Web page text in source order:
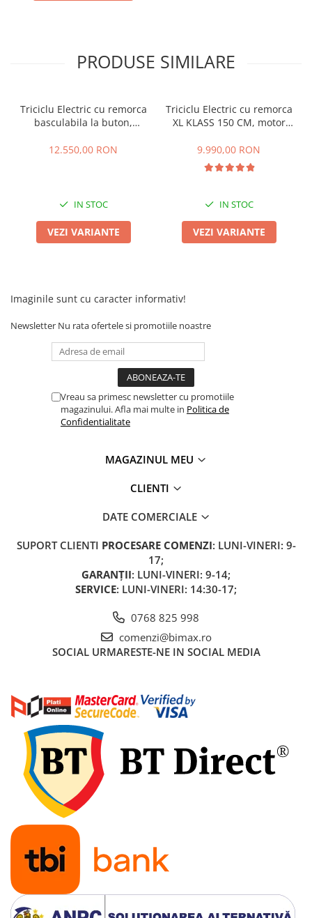
PRODUSE SIMILARE
Triciclu Electric cu remorca
basculabila la buton,
XL-KLASS 4 HIDRAULIC, CIV
12.550,00 RON
IN STOC
VEZI VARIANTE
Triciclu Electric cu remorca
XL KLASS 150 CM, motor
XL-KLASS4, Omologata, CIV
inclus
9.990,00 RON
IN STOC
VEZI VARIANTE
Imaginile sunt cu caracter informativ!
Newsletter Nu rata ofertele si promotiile noastre
Vreau sa primesc newsletter cu promotiile
magazinului. Afla mai multe in Politica de
Confidentialitate
MAGAZINUL MEU
CLIENTI
DATE COMERCIALE
SUPORT CLIENTI PROCESARE COMENZI: LUNI-VINERI: 9-
17;
GARANȚII: LUNI-VINERI: 9-14;
SERVICE: LUNI-VINERI: 14:30-17;
0768 825 998
comenzi@bimax.ro
SOCIAL URMARESTE-NE IN SOCIAL MEDIA